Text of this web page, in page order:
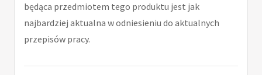
będąca przedmiotem tego produktu jest jak
najbardziej aktualna w odniesieniu do aktualnych
przepisów pracy.